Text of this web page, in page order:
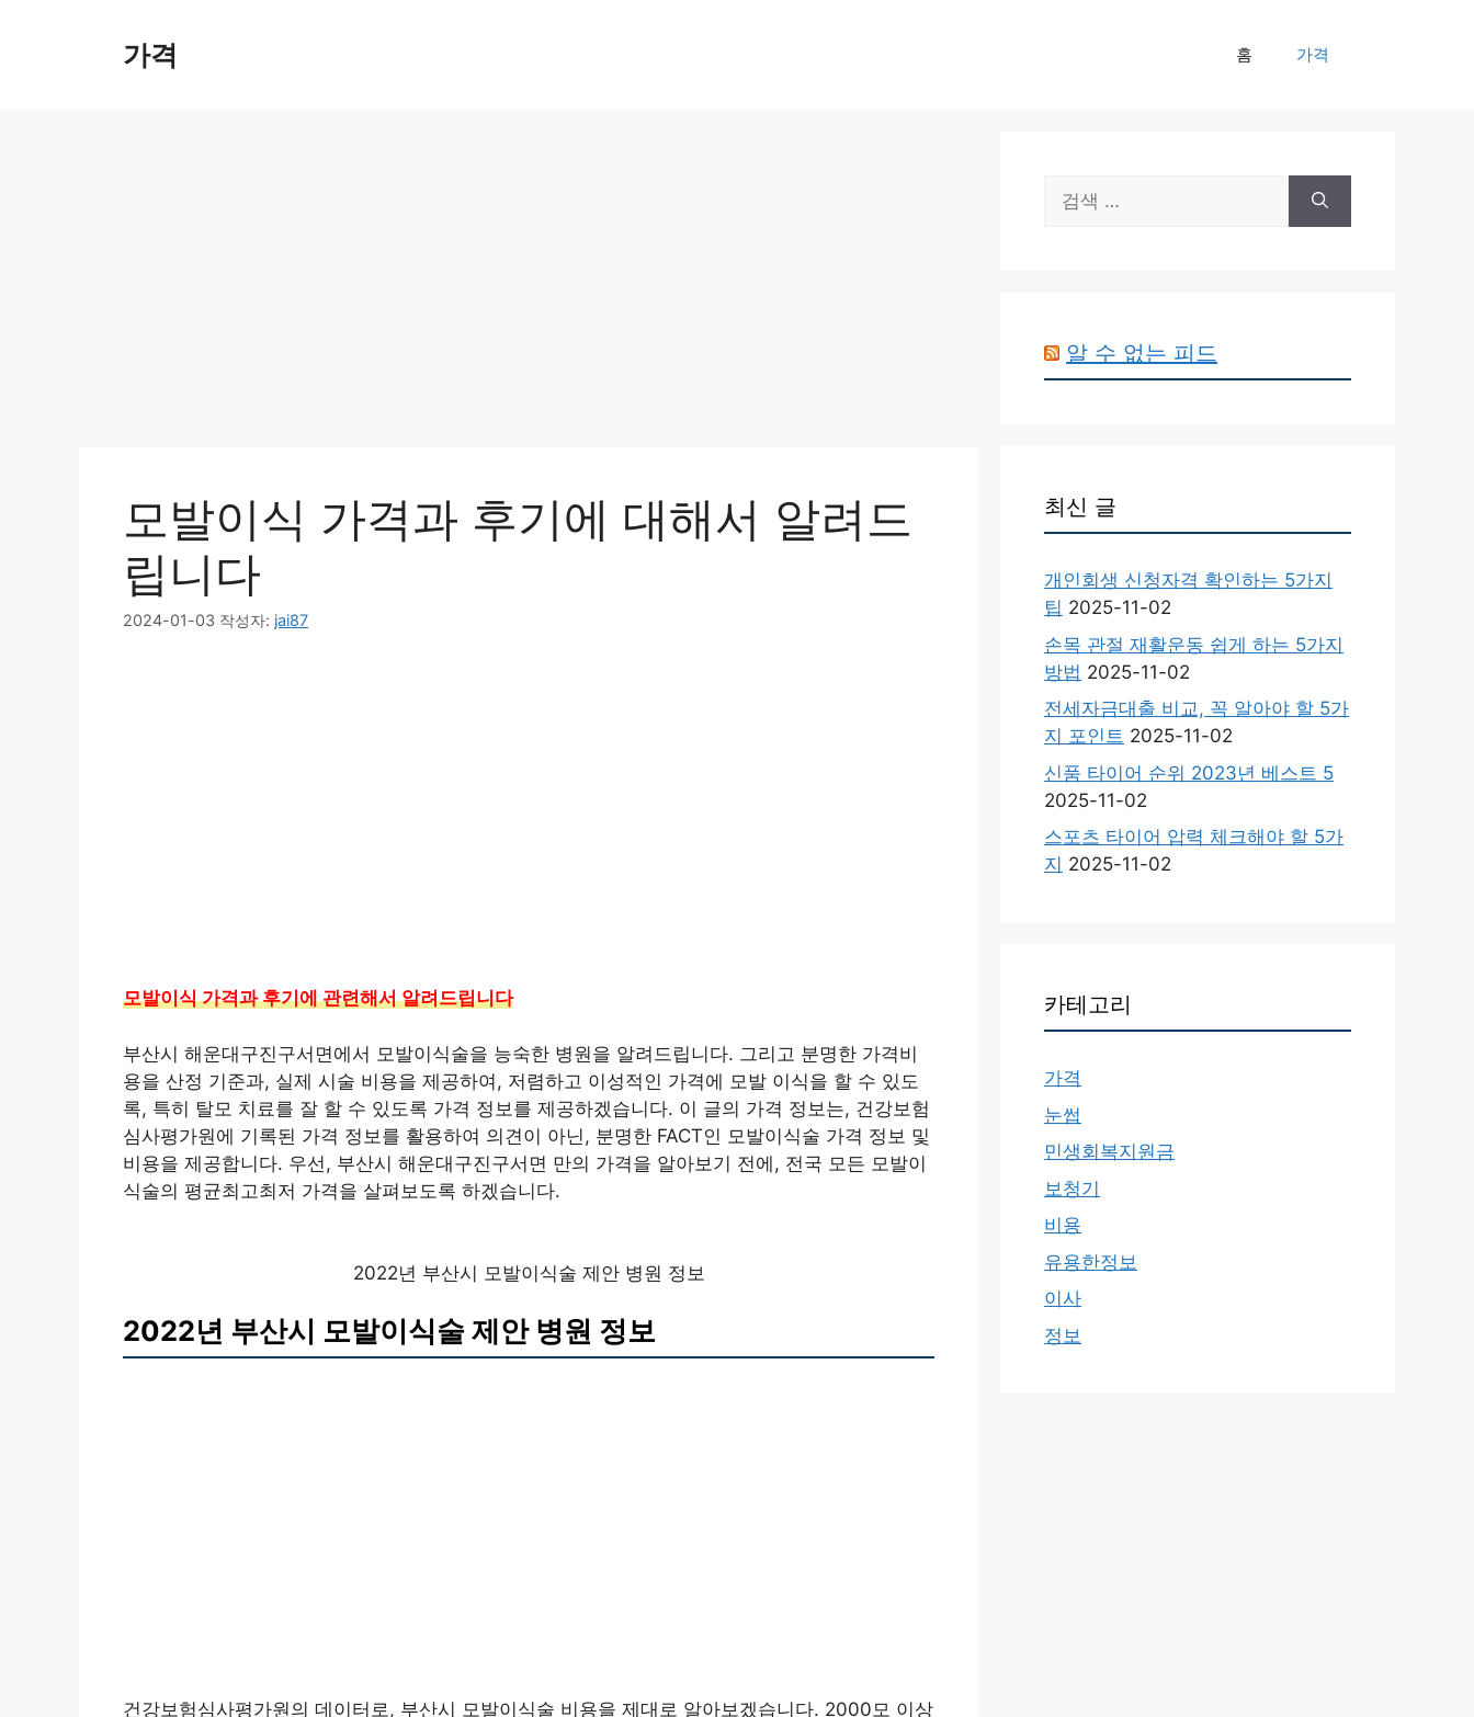
가격 홈 가격
모발이식 가격과 후기에 대해서 알려드
립니다
2024-01-03 작성자: jai87
모발이식 가격과 후기에 관련해서 알려드립니다
부산시 해운대구진구서면에서 모발이식술을 능숙한 병원을 알려드립니다. 그리고 분명한 가격비
용을 산정 기준과, 실제 시술 비용을 제공하여, 저렴하고 이성적인 가격에 모발 이식을 할 수 있도
록, 특히 탈모 치료를 잘 할 수 있도록 가격 정보를 제공하겠습니다. 이 글의 가격 정보는, 건강보험
심사평가원에 기록된 가격 정보를 활용하여 의견이 아닌, 분명한 FACT인 모발이식술 가격 정보 및
비용을 제공합니다. 우선, 부산시 해운대구진구서면 만의 가격을 알아보기 전에, 전국 모든 모발이
식술의 평균최고최저 가격을 살펴보도록 하겠습니다.
2022년 부산시 모발이식술 제안 병원 정보
2022년 부산시 모발이식술 제안 병원 정보
건강보험심사평가원의 데이터로, 부산시 모발이식술 비용을 제대로 알아보겠습니다. 2000모 이상
색:
알 수 없는 피드
최신 글
개인회생 신청자격 확인하는 5가지
팁 2025-11-02
손목 관절 재활운동 쉽게 하는 5가지
방법 2025-11-02
전세자금대출 비교, 꼭 알아야 할 5가
지 포인트 2025-11-02
신품 타이어 순위 2023년 베스트 5
2025-11-02
스포츠 타이어 압력 체크해야 할 5가
지 2025-11-02
카테고리
가격
눈썹
민생회복지원금
보청기
비용
유용한정보
이사
정보